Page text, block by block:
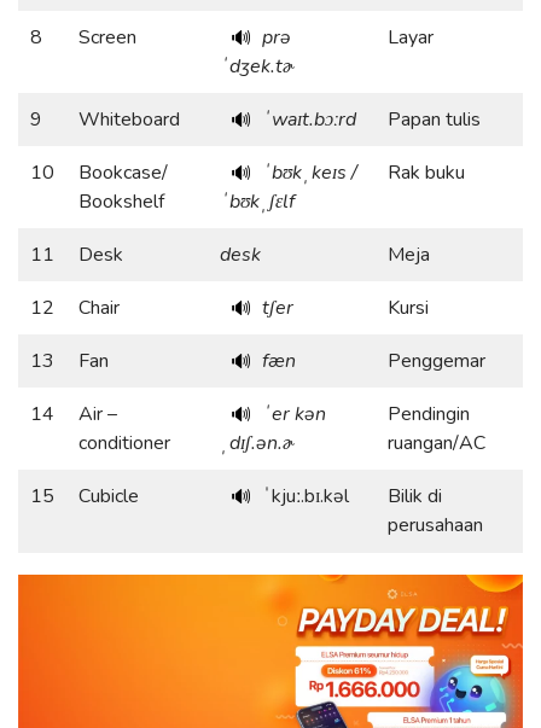
8 Screen 🔊 prə
ˈdʒek.tɚ
Layar
9 Whiteboard 🔊 ˈwaɪt.bɔːrd
Papan tulis
10
Bookcase/
Bookshelf
🔊
ˈbʊkˌkeɪs /
ˈbʊkˌʃɛlf
Rak buku
11 Desk desk
Meja
12
Chair 🔊 tʃer
Kursi
13
Fan 🔊 fæn
Penggemar
14
Air –
conditioner
🔊
ˈer kən
ˌdɪʃ.ən.ɚ
Pendingin
ruangan/AC
15
Cubicle 🔊 ˈkjuː.bɪ.kəl
Bilik di
perusahaan